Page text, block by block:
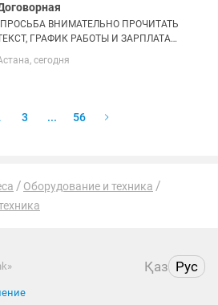
ВНИМАТЕЛЬНО ПРОЧИТАТЬ
ГРАФИК РАБОТЫ И ЗАРПЛАТА
устраивает то или иное не нужно
в ТРЦ...
сегодня
3 ... 56
Оборудование и техника
Қаз Рус